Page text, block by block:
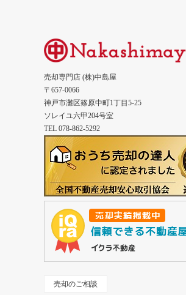
売却専門店 (株)中島屋
〒657-0066
神戸市灘区篠原中町1丁目5-25
ソレイユ六甲204号室
TEL 078-862-5292
売却のご相談